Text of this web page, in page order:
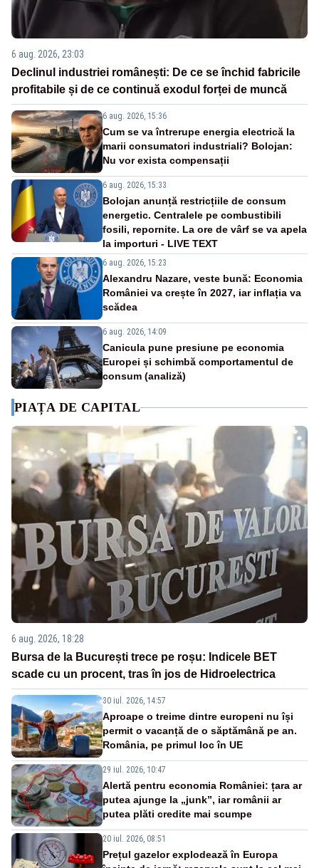
6 aug. 2026, 23:03
Declinul industriei românești: De ce se închid fabricile
profitabile și de ce continuă exodul forței de muncă
6 aug. 2026, 15:36
Cum se va întrerupe energia electrică la
marii consumatori industriali? Bolojan:
Nu vor exista compensații
6 aug. 2026, 15:33
Bolojan anunță restricțiile de consum
energetic. Centralele pe combustibili
fosili, repornite. La ore de vârf se va apela
la importuri - LIVE TEXT
6 aug. 2026, 15:23
Alexandru Nazare, veste bună: Economia
României va crește în 2027, iar inflația va
scădea
6 aug. 2026, 14:09
Canicula pune presiune pe economia
Europei și schimbă comportamentul de
consum (analiză)
PIAȚA DE CAPITAL
6 aug. 2026, 18:28
Bursa de la București trece pe roșu: Indicele BET
scade cu un procent, tras în jos de Hidroelectrica
30 iul. 2026, 14:57
Aproape o treime dintre europeni nu își
permit o vacanță de o săptămână pe an.
România, pe primul loc în UE
29 iul. 2026, 10:47
Alertă pentru economia României: țara ar
putea ajunge la „junk”, iar românii ar
putea plăti credite mai scumpe
20 iul. 2026, 08:51
Prețul gazelor explodează în Europa